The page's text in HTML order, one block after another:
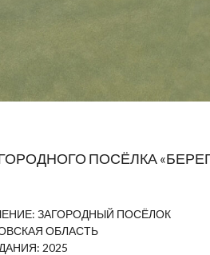
ПОСЁЛКА
ЗАГОРОДНЫЙ ПОСЁЛОК
ОБЛАСТЬ
2025